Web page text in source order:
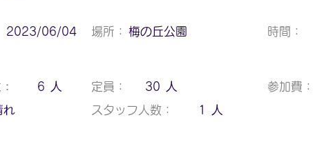
2023/06/04 場所： 梅の丘公園 時間：
6 人
れ
定員： 30 人
スタッフ人数： 1 人
参加費：